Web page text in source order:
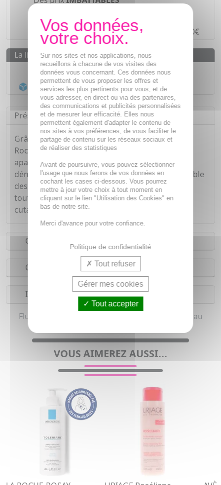
SÉCURISÉ
Paiement en4 fois sans frais à partir de 30€
La livraison
Livraison gratuite dès 55€
Acheminement Chronoposten 24h*
Présentation
Grâce à sa formule à base d'eau thermale de La
Roche-Posay, aux propriétés adoucissantes et
apaisantes, le fluide dermo-nettoyant Tolériane,
démaquille, adoucit et protège votre peau sensible
des agressions quotidiennes en la nettoyant en
toute douceur. Doux, apaisant, haute tolérance
cutanée. S'utilise avec ou sans rinçage.
Conseils d'utilisation
Composition
Indications
Fluide nettoyant demaquillant pour femme (Peau
VOUS AIMEREZ AUSSI...
Sur nos sites et nos applications, nous
recueillons à chacune de vos visites des
données vous concernant. Ces données nous
permettent de vous proposer les offres et
services les plus pertinents pour vous, et de
vous adresser, en direct ou via des partenaires,
des communications et publicités personnalisées
et de mesurer leur efficacité. Elles nous
permettent également d'adapter le contenu de
nos sites à vos préférences, de vous faciliter le
partage de contenu sur les réseaux sociaux et
de réaliser des statistiques
Avant de poursuivre, vous pouvez sélectionner
l'usage que nous ferons de vos données en
cochant les cases ci-dessous. Vous pourrez
mettre à jour votre choix à tout moment en
cliquant sur le lien "Utilisation des Cookies" en
bas de notre site.
Merci d'avance pour votre confiance.
Politique de confidentialité
Tout refuser
Gérer mes cookies
Tout accepter